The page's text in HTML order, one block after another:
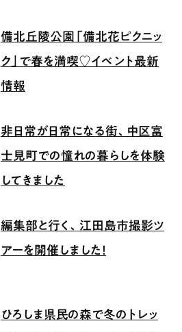
備北丘陵公園「備北花ピクニッ
ク」で春を満喫♡イベント最新
情報
非日常が日常になる街、中区富
士見町での憧れの暮らしを体験
してきました
編集部と行く、江田島市撮影ツ
アーを開催しました！
ひろしま県民の森で冬のトレッ